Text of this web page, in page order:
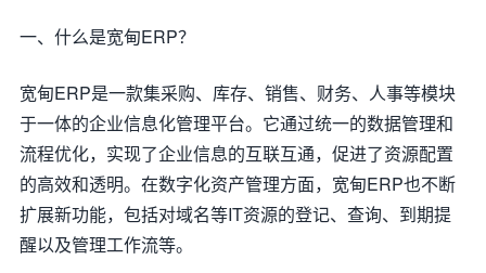
一、什么是宽甸ERP？
宽甸ERP是一款集采购、库存、销售、财务、人事等模块
于一体的企业信息化管理平台。它通过统一的数据管理和
流程优化，实现了企业信息的互联互通，促进了资源配置
的高效和透明。在数字化资产管理方面，宽甸ERP也不断
扩展新功能，包括对域名等IT资源的登记、查询、到期提
醒以及管理工作流等。